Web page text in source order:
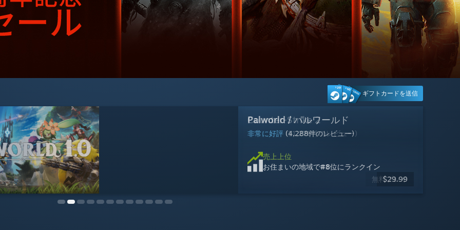
ギフトカードを送信
Counter-Strike 2
非常に好評 (11,276件のレビュー)
売上上位
お住まいの地域で#1位にランクイン
無料プレイ
Palworld / パルワールド
非常に好評 (4,288件のレビュー)
売上上位
お住まいの地域で#8位にランクイン
$29.99
Warframe
非常に好評 (1,953件のレビュー)
売上上位
お住まいの地域で#12位にランクイン
無料プレイ
Halo: Campaign Evolved
賛否両論(10,850件のレビュー)
売上上位
お住まいの地域で#25位にランクイン
$49.99
エーペックスレジェンズ
賛否両論(12,960件のレビュー)
売上上位
お住まいの地域で#4位にランクイン
無料プレイ
Escape from Tarkov
賛否両論(768件のレビュー)
売上上位
お住まいの地域で#24位にランクイン
$49.99
Gears of War: E-Day
配信予定日: 2026年10月6日
今すぐ予約購入
2026年10月6日 登場
$69.99
リ・ストーリー: 思い出修理屋
圧倒的に好評(2,012件のレビュー)
売上上位
お住まいの地域で#9位にランクイン
$19.99$17.99
MARVEL Tōkon: Fighting Souls
賛否両論(2,463件のレビュー)
売上上位
お住まいの地域で#6位にランクイン
$59.99
マーベル・ライバルズ
賛否両論(944件のレビュー)
売上上位
お住まいの地域で#5位にランクイン
無料プレイ
サイバーパンク2077
非常に好評 (3,279件のレビュー)
売上上位
お住まいの地域で#13位にランクイン
$59.99$17.99
デッドバイデイライト
賛否両論(6,503件のレビュー)
売上上位
お住まいの地域で#20位にランクイン
$19.99